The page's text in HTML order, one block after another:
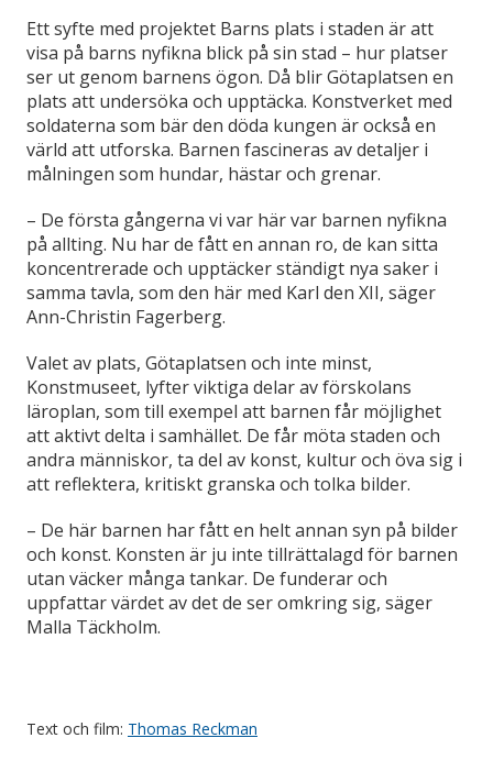
Ett syfte med projektet Barns plats i staden är att
visa på barns nyfikna blick på sin stad – hur platser
ser ut genom barnens ögon. Då blir Götaplatsen en
plats att undersöka och upptäcka. Konstverket med
soldaterna som bär den döda kungen är också en
värld att utforska. Barnen fascineras av detaljer i
målningen som hundar, hästar och grenar.
– De första gångerna vi var här var barnen nyfikna
på allting. Nu har de fått en annan ro, de kan sitta
koncentrerade och upptäcker ständigt nya saker i
samma tavla, som den här med Karl den XII, säger
Ann-Christin Fagerberg.
Valet av plats, Götaplatsen och inte minst,
Konstmuseet, lyfter viktiga delar av förskolans
läroplan, som till exempel att barnen får möjlighet
att aktivt delta i samhället. De får möta staden och
andra människor, ta del av konst, kultur och öva sig i
att reflektera, kritiskt granska och tolka bilder.
– De här barnen har fått en helt annan syn på bilder
och konst. Konsten är ju inte tillrättalagd för barnen
utan väcker många tankar. De funderar och
uppfattar värdet av det de ser omkring sig, säger
Malla Täckholm.
Text och film: Thomas Reckman